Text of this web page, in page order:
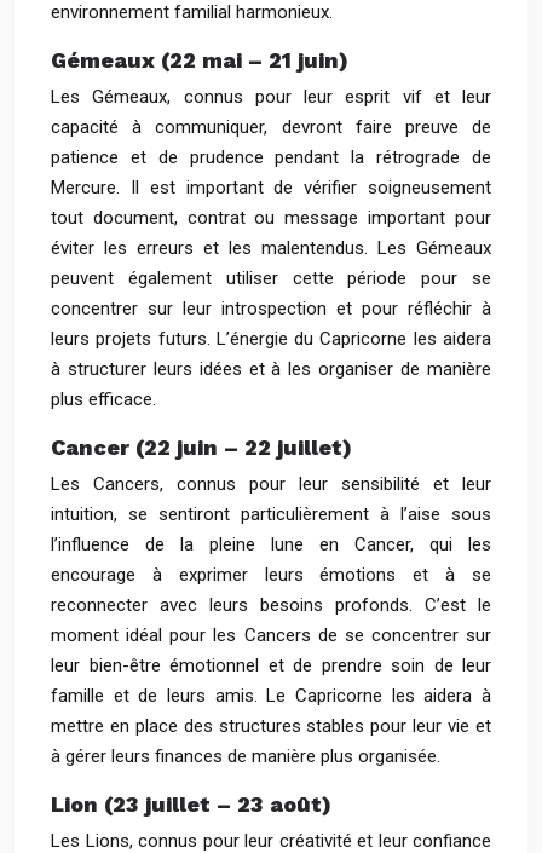
environnement familial harmonieux.
Gémeaux (22 mai – 21 juin)
Les Gémeaux, connus pour leur esprit vif et leur
capacité à communiquer, devront faire preuve de
patience et de prudence pendant la rétrograde de
Mercure. Il est important de vérifier soigneusement
tout document, contrat ou message important pour
éviter les erreurs et les malentendus. Les Gémeaux
peuvent également utiliser cette période pour se
concentrer sur leur introspection et pour réfléchir à
leurs projets futurs. L’énergie du Capricorne les aidera
à structurer leurs idées et à les organiser de manière
plus efficace.
Cancer (22 juin – 22 juillet)
Les Cancers, connus pour leur sensibilité et leur
intuition, se sentiront particulièrement à l’aise sous
l’influence de la pleine lune en Cancer, qui les
encourage à exprimer leurs émotions et à se
reconnecter avec leurs besoins profonds. C’est le
moment idéal pour les Cancers de se concentrer sur
leur bien-être émotionnel et de prendre soin de leur
famille et de leurs amis. Le Capricorne les aidera à
mettre en place des structures stables pour leur vie et
à gérer leurs finances de manière plus organisée.
Lion (23 juillet – 23 août)
Les Lions, connus pour leur créativité et leur confiance